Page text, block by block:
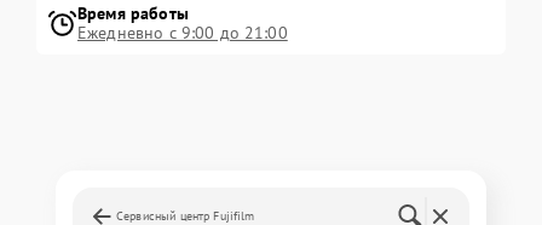
Время работы
Ежедневно с 9:00 до 21:00
Сервисный центр Fujifilm